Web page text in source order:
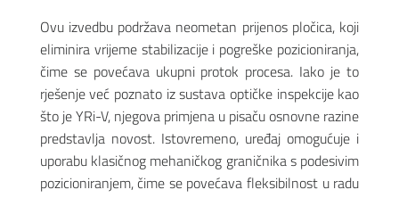
Ovu izvedbu podržava neometan prijenos pločica, koji
eliminira vrijeme stabilizacije i pogreške pozicioniranja,
čime se povećava ukupni protok procesa. Iako je to
rješenje već poznato iz sustava optičke inspekcije kao
što je YRi-V, njegova primjena u pisaču osnovne razine
predstavlja novost. Istovremeno, uređaj omogućuje i
uporabu klasičnog mehaničkog graničnika s podesivim
pozicioniranjem, čime se povećava fleksibilnost u radu